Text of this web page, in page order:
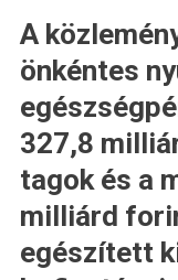
A
önkéntes
327,8
tagok és a
milliárd
egészített